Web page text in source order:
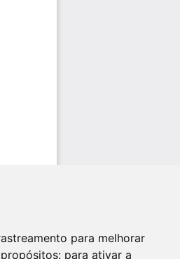
para melhorar
para ativar a